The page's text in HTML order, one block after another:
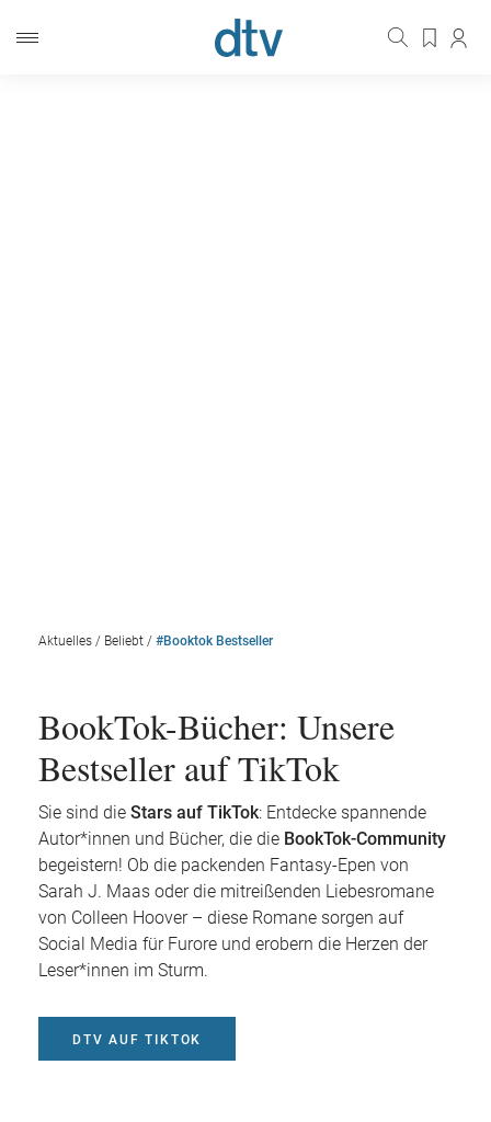
Aktuelles / Beliebt / #Booktok Bestseller
BookTok-Bücher: Unsere
Bestseller auf TikTok
Sie sind die Stars auf TikTok: Entdecke spannende
Autor*innen und Bücher, die die BookTok-Community
begeistern! Ob die packenden Fantasy-Epen von
Sarah J. Maas oder die mitreißenden Liebesromane
von Colleen Hoover – diese Romane sorgen auf
Social Media für Furore und erobern die Herzen der
Leser*innen im Sturm.
DTV AUF TIKTOK